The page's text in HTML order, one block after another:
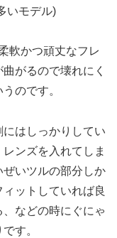
いモデル)
軟かつ頑丈なフレ
がるので壊れにく
のです。
はしっかりしてい
ンズを入れてしま
ぜいツルの部分しか
ットしていれば良
などの時にぐにゃ
す。